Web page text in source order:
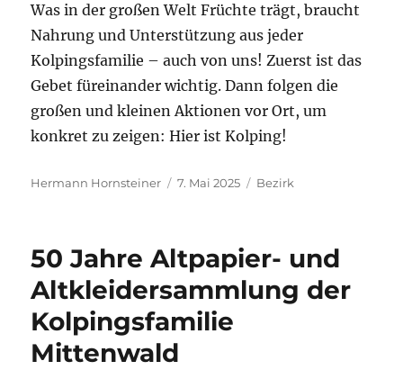
Was in der großen Welt Früchte trägt, braucht
Nahrung und Unterstützung aus jeder
Kolpingsfamilie – auch von uns! Zuerst ist das
Gebet füreinander wichtig. Dann folgen die
großen und kleinen Aktionen vor Ort, um
konkret zu zeigen: Hier ist Kolping!
Autor
Hermann Hornsteiner
Veröffentlicht
7. Mai 2025 Kategorien
Bezirk
50 Jahre Altpapier- und
Altkleidersammlung der
Kolpingsfamilie
Mittenwald